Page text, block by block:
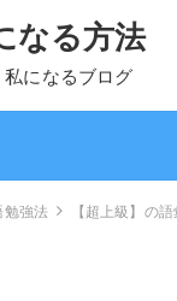
なる方法
になるブログ
勉強法 【超上級】の